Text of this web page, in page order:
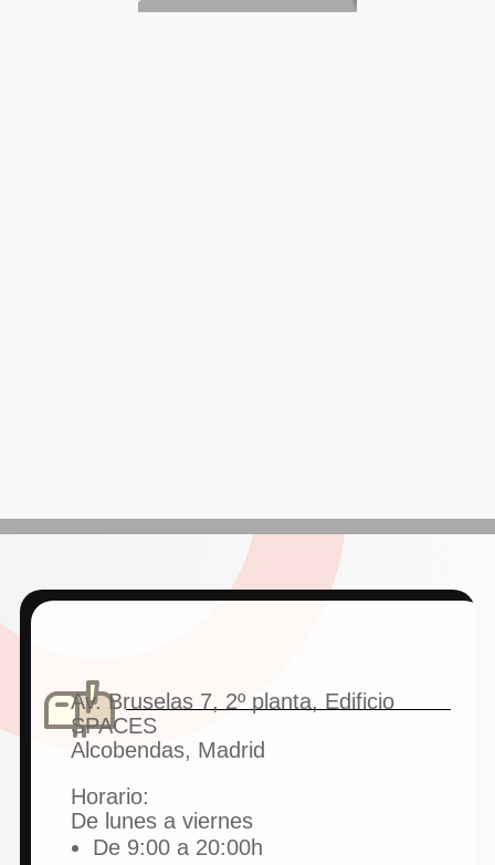
Av. Bruselas 7, 2º planta, Edificio
SPACES
Alcobendas, Madrid
Horario:
De lunes a viernes
De 9:00 a 20:00h